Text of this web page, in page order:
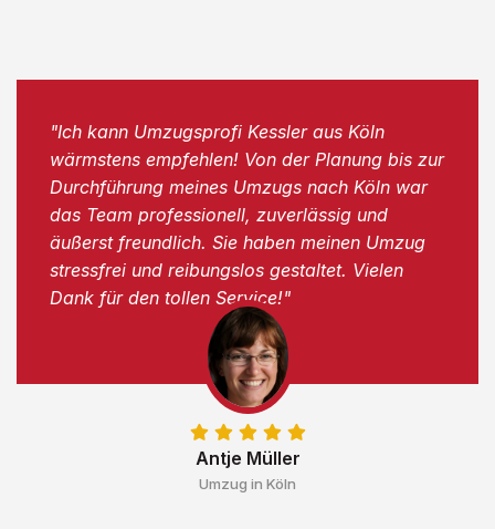
Antje Müller
Umzug in Köln
"Ich kann Umzugsprofi Kessler aus Köln
wärmstens empfehlen! Von der Planung bis zur
Durchführung meines Umzugs nach Köln war
das Team professionell, zuverlässig und
äußerst freundlich. Sie haben meinen Umzug
stressfrei und reibungslos gestaltet. Vielen
Dank für den tollen Service!"